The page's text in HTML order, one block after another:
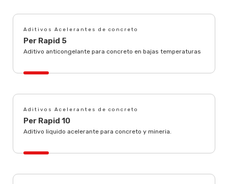
Aditivos Acelerantes de concreto
Per Rapid 5
Aditivo anticongelante para concreto en bajas temperaturas
Aditivos Acelerantes de concreto
Per Rapid 10
Aditivo liquido acelerante para concreto y mineria.